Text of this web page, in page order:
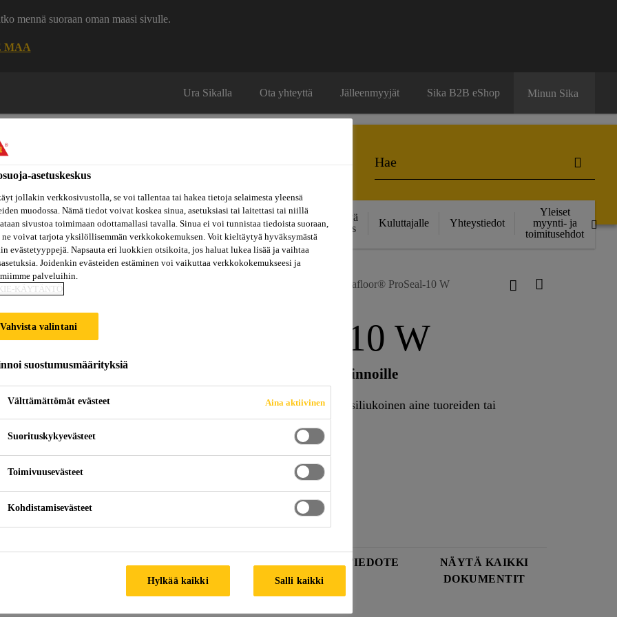
mennä suoraan oman maasi sivulle.
MAA
Ura Sikalla Ota yhteyttä Jälleenmyyjät Sika B2B eShop Minun Sika
Referenssit
Inspiraatiot
ja
konseptit
Dokumenttikirjasto
Tietoa
meistä
Kestävä
kehitys
Kuluttajalle Yhteystiedot
Yleiset
myynti- ja
toimitusehdot
Sikafloor® ProSeal-10 W
Sikafloor® ProSeal-10 W
Tiivistys-, jälkihoito- ja pölynsidonta-aine betonipinnoille
Sikafloor® ProSeal-10 W on nestemäinen akryylipohjainen vesiliukoinen aine tuoreiden tai
vanhojen betonipintojen suojaamiseen.
betonin kovettamiseen tarkoitettu ruiskutettava apuaine
KÄYTTÖTURVALLISUUSTIEDOTE
NÄYTÄ KAIKKI
DOKUMENTIT
asetuskeskus
jollakin verkkosivustolla, se voi tallentaa tai hakea tietoja selaimesta yleensä
muodossa. Nämä tiedot voivat koskea sinua, asetuksiasi tai laitettasi tai niillä
sivustoa toimimaan odottamallasi tavalla. Sinua ei voi tunnistaa tiedoista suoraan,
ne voivat tarjota yksilöllisemmän verkkokokemuksen. Voit kieltäytyä hyväksymästä
evästetyyppejä. Napsauta eri luokkien otsikoita, jos haluat lukea lisää ja vaihtaa
Joidenkin evästeiden estäminen voi vaikuttaa verkkokokemukseesi ja
palveluihin.
KÄYTÄNTÖ
Vahvista valintani
suostumusmäärityksiä
Välttämättömät evästeet Aina aktiivinen
Suorituskykyevästeet
Toimivuusevästeet
Kohdistamisevästeet
Hylkää kaikki Salli kaikki